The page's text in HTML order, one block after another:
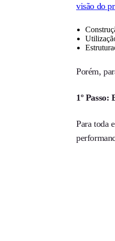
visão do
Porém,
1º Passo:
Para toda